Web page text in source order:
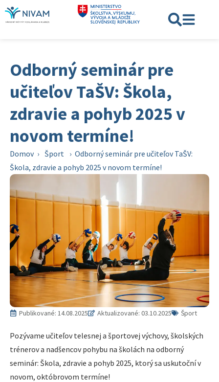
Odborný seminár pre
učiteľov TaŠV: Škola,
zdravie a pohyb 2025 v
novom termíne!
Domov › Šport › Odborný seminár pre učiteľov TaŠV:
Škola, zdravie a pohyb 2025 v novom termíne!
Publikované: 14.08.2025 Aktualizované: 03.10.2025 Šport
Pozývame učiteľov telesnej a športovej výchovy, školských
trénerov a nadšencov pohybu na školách na odborný
seminár: Škola, zdravie a pohyb 2025, ktorý sa uskutoční v
novom, októbrovom termíne!